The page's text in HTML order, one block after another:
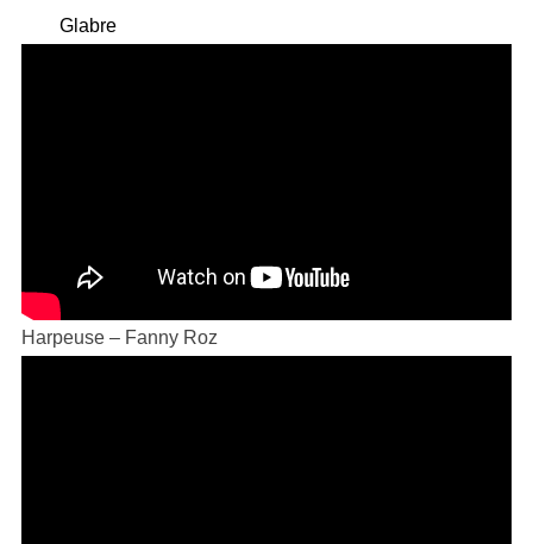
Glabre
Harpeuse – Fanny Roz